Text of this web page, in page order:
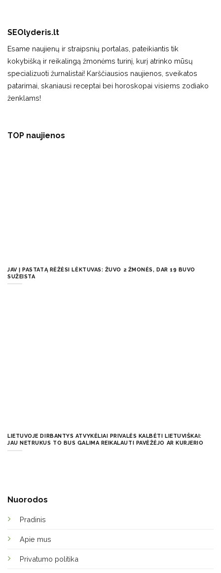
SEOlyderis.lt
Esame naujienų ir straipsnių portalas, pateikiantis tik
kokybišką ir reikalingą žmonėms turinį, kurį atrinko mūsų
specializuoti žurnalistai! Karščiausios naujienos, sveikatos
patarimai, skaniausi receptai bei horoskopai visiems zodiako
ženklams!
Nuorodos
Pradinis
Apie mus
Privatumo politika
TOP naujienos
JAV Į PASTATĄ RĖŽĖSI LĖKTUVAS: ŽUVO 2 ŽMONĖS, DAR 19 BUVO
SUŽEISTA
LIETUVOJE DIRBANTYS ATVYKĖLIAI PRIVALĖS KALBĖTI LIETUVIŠKAI:
JAU NETRUKUS TO BUS GALIMA REIKALAUTI PAVĖŽĖJO AR KURJERIO